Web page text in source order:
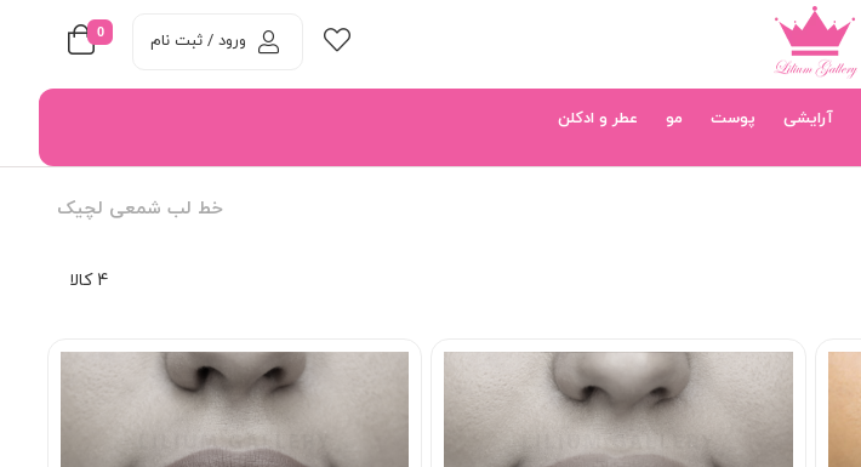
0 ورود / ثبت نام
آرایشی پوست مو عطر و ادکلن
خط لب شمعی لچیک
4 کالا